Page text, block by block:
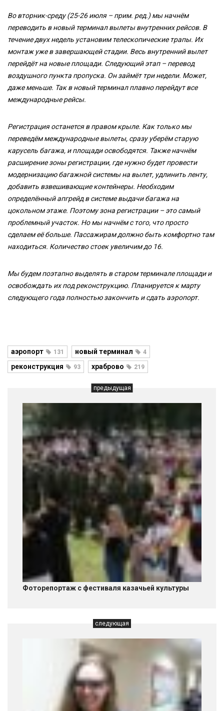
Во вторник-среду (25-26 июля – прим. ред.) мы начнём
переводить в новый терминал вылеты внутренних рейсов. В
течение двух недель установим телескопические трапы. Их
монтаж уже в завершающей стадии. Весь внутренний вылет
перейдёт на новые площади. Следующий этап – перевод
воздушного пункта пропуска. Он займёт три недели. Может,
даже меньше. Так в новый терминал плавно перейдут все
международные рейсы.
Регистрация останется в правом крыле. Как только мы
переведём международные вылеты, сразу уберём старую
карусель багажа, и площади освободятся. Также начнём
расширение зоны регистрации, где нужно будет провести
модернизацию багажной системы на вылет, удлинить ленту,
добавить взвешивающие контейнеры. Необходим
определённый апгрейд в системе выдачи багажа на
цокольном этаже. Поэтому зона регистрации – это самый
проблемный участок. Но мы начнём с того, что просто
сделаем её больше. Пассажирам должно быть комфортно там
находиться. Количество стоек увеличим до 16.
Мы будем поэтапно выделять в старом терминале площади и
освобождать их под реконструкцию. Планируется к марту
следующего года полностью закончить и сдать аэропорт.
аэропорт 131 новый терминал 4
реконструкция 93 храброво 219
предыдущая
Фоторепортаж с фестиваля казачьей культуры
следующая